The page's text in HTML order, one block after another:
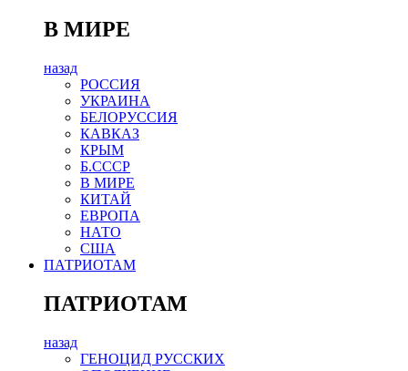
В МИРЕ
назад
РОСCИЯ
УКРАИНА
БЕЛОРУССИЯ
КАВКАЗ
КРЫМ
Б.СССР
В МИРЕ
КИТАЙ
ЕВРОПА
НАТО
США
ПАТРИОТАМ
ПАТРИОТАМ
назад
ГЕНОЦИД РУССКИХ